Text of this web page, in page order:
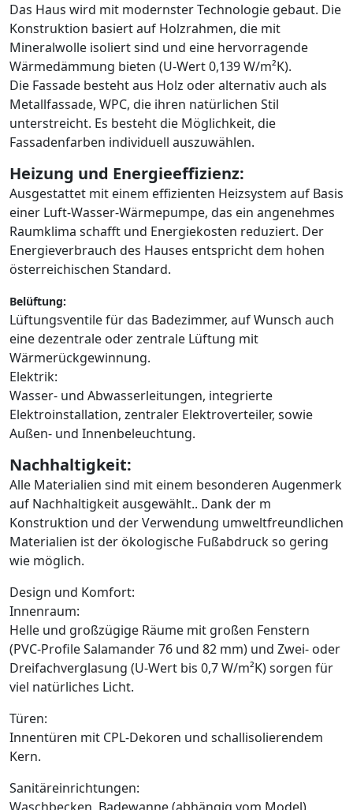
Das Haus wird mit modernster Technologie gebaut. Die
Konstruktion basiert auf Holzrahmen, die mit
Mineralwolle isoliert sind und eine hervorragende
Wärmedämmung bieten (U-Wert 0,139 W/m²K).
Die Fassade besteht aus Holz oder alternativ auch als
Metallfassade, WPC, die ihren natürlichen Stil
unterstreicht. Es besteht die Möglichkeit, die
Fassadenfarben individuell auszuwählen.
Heizung und Energieeffizienz:
Ausgestattet mit einem effizienten Heizsystem auf Basis
einer Luft-Wasser-Wärmepumpe, das ein angenehmes
Raumklima schafft und Energiekosten reduziert. Der
Energieverbrauch des Hauses entspricht dem hohen
österreichischen Standard.
Belüftung:
Lüftungsventile für das Badezimmer, auf Wunsch auch
eine dezentrale oder zentrale Lüftung mit
Wärmerückgewinnung.
Elektrik:
Wasser- und Abwasserleitungen, integrierte
Elektroinstallation, zentraler Elektroverteiler, sowie
Außen- und Innenbeleuchtung.
Nachhaltigkeit:
Alle Materialien sind mit einem besonderen Augenmerk
auf Nachhaltigkeit ausgewählt.. Dank der m
Konstruktion und der Verwendung umweltfreundlichen
Materialien ist der ökologische Fußabdruck so gering
wie möglich.
Design und Komfort:
Innenraum:
Helle und großzügige Räume mit großen Fenstern
(PVC-Profile Salamander 76 und 82 mm) und Zwei- oder
Dreifachverglasung (U-Wert bis 0,7 W/m²K) sorgen für
viel natürliches Licht.
Türen:
Innentüren mit CPL-Dekoren und schallisolierendem
Kern.
Sanitäreinrichtungen: